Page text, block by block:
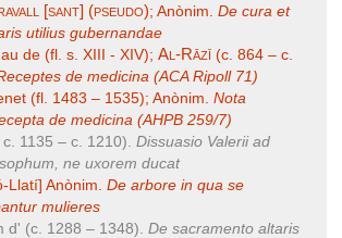
[sant] (pseudo); Anònim. De cura et
utilius gubernandae
de (fl. s. XIII - XIV); Al-Rāzī (c. 864 – c.
de medicina (ACA Ripoll 71)
(fl. 1483 – 1535); Anònim. Nota
de medicina (AHPB 259/7)
1135 – c. 1210). Dissuasio Valerii ad
ne uxorem ducat
Llatí] Anònim. De arbore in qua se
mulieres
d' (c. 1288 – 1348). De sacramento altaris